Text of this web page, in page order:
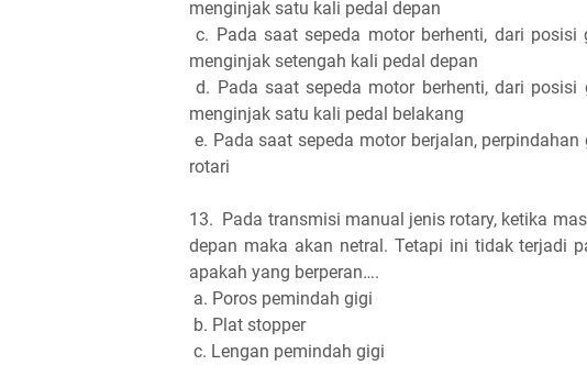
menginjak satu kali pedal depan
c. Pada saat sepeda motor berhenti, dari
menginjak setengah kali pedal depan
d. Pada saat sepeda motor berhenti, dari
menginjak satu kali pedal belakang
e. Pada saat sepeda motor berjalan,
rotari
13. Pada transmisi manual jenis rotary, ketika
depan maka akan netral. Tetapi ini tidak terjadi
apakah yang berperan….
a. Poros pemindah gigi
b. Plat stopper
c. Lengan pemindah gigi